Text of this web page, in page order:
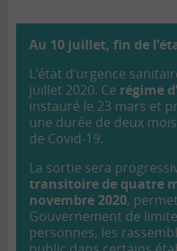
Au 10 juillet, fin de
L’état d’urgence
juillet 2020. Ce régime
instauré le 23 mars et
une durée de deux
de Covid-19.
La sortie sera
transitoire de quatre
novembre 2020,
Gouvernement de
personnes, les